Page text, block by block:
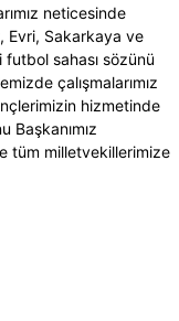
neticesinde
Evri, Sakarkaya ve
sahası sözünü
çalışmalarımız
hizmetinde
Başkanımız
tüm milletvekillerimize